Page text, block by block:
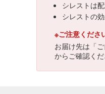
シレストは
シレストの
※ご注意くださ
お届け先は「
からご確認くだ